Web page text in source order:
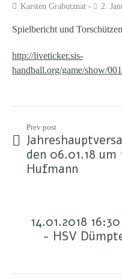
Karsten Grabutznat 2.
Spielbericht und
http://liveticker.sis-
handball.org/game/show/
Prev post
den 06.01.18
Hufmann
14.01.2018
- HSV